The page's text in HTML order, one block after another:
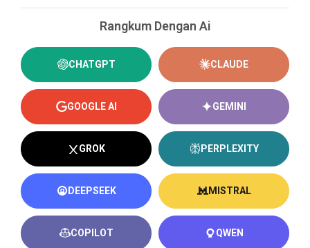
Rangkum Dengan Ai
CHATGPT CLAUDE
GOOGLE AI GEMINI
GROK PERPLEXITY
DEEPSEEK MISTRAL
COPILOT QWEN